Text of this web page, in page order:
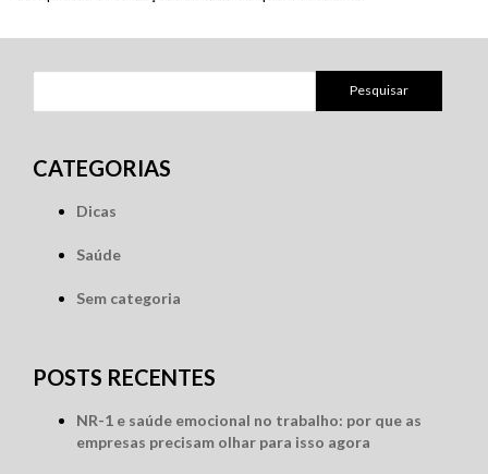
Pesquisar
por:
CATEGORIAS
Dicas
Saúde
Sem categoria
POSTS RECENTES
NR-1 e saúde emocional no trabalho: por que as
empresas precisam olhar para isso agora